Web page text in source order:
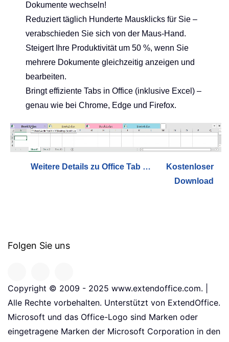
Dokumente wechseln!
Reduziert täglich Hunderte Mausklicks für Sie –
verabschieden Sie sich von der Maus-Hand.
Steigert Ihre Produktivität um 50 %, wenn Sie
mehrere Dokumente gleichzeitig anzeigen und
bearbeiten.
Bringt effiziente Tabs in Office (inklusive Excel) –
genau wie bei Chrome, Edge und Firefox.
Weitere Details zu Office Tab …
Kostenloser
Download
Folgen Sie uns
Copyright © 2009 - 2025 www.extendoffice.com. |
Alle Rechte vorbehalten. Unterstützt von ExtendOffice.
Microsoft und das Office-Logo sind Marken oder
eingetragene Marken der Microsoft Corporation in den